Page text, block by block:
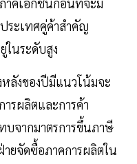
ระเทศคู่ค้าสำคัญ
ในระดับสูง
ลังของปีมีแนวโน้มจะ
ารผลิตและการค้า
บจากมาตรการขึ้นภาษี
ยจัดซื้อภาคการผลิตใน